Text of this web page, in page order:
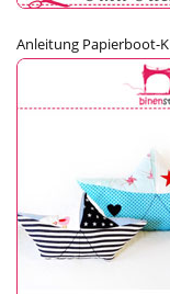
Anleitung Papierboot-